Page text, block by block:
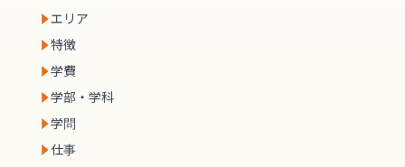
エリア
特徴
学費
学部・学科
学問
仕事